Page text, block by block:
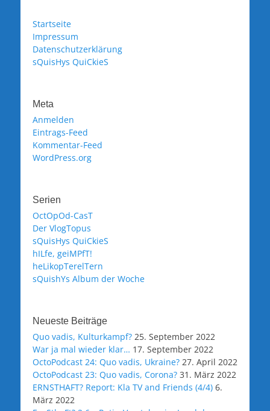
Startseite
Impressum
Datenschutzerklärung
sQuisHys QuiCkieS
Meta
Anmelden
Eintrags-Feed
Kommentar-Feed
WordPress.org
Serien
OctOpOd-CasT
Der VlogTopus
sQuisHys QuiCkieS
hILfe, geiMPfT!
heLikopTerelTern
sQuishYs Album der Woche
Neueste Beiträge
Quo vadis, Kulturkampf? 25. September 2022
War ja mal wieder klar… 17. September 2022
OctoPodcast 24: Quo vadis, Ukraine? 27. April 2022
OctoPodcast 23: Quo vadis, Corona? 31. März 2022
ERNSTHAFT? Report: Kla TV and Friends (4/4) 6.
März 2022